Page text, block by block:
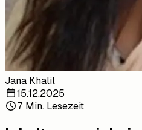
Jana Khalil
15.12.2025
7 Min. Lesezeit